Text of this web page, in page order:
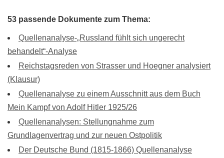
53 passende Dokumente zum Thema:
Quellenanalyse-„Russland fühlt sich ungerecht
behandelt“-Analyse
Reichstagsreden von Strasser und Hoegner analysiert
(Klausur)
Quellenanalyse zu einem Ausschnitt aus dem Buch
Mein Kampf von Adolf Hitler 1925/26
Quellenanalysen: Stellungnahme zum
Grundlagenvertrag und zur neuen Ostpolitik
Der Deutsche Bund (1815-1866) Quellenanalyse